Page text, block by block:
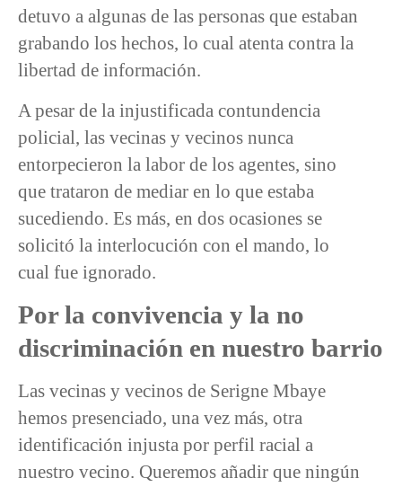
detuvo a algunas de las personas que estaban
grabando los hechos, lo cual atenta contra la
libertad de información.
A pesar de la injustificada contundencia
policial, las vecinas y vecinos nunca
entorpecieron la labor de los agentes, sino
que trataron de mediar en lo que estaba
sucediendo. Es más, en dos ocasiones se
solicitó la interlocución con el mando, lo
cual fue ignorado.
Por la convivencia y la no
discriminación en nuestro barrio
Las vecinas y vecinos de Serigne Mbaye
hemos presenciado, una vez más, otra
identificación injusta por perfil racial a
nuestro vecino. Queremos añadir que ningún